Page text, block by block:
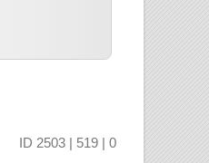
ID 2503 | 519 | 0